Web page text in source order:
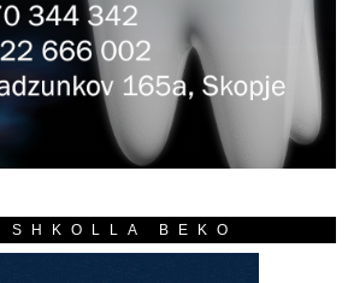
SHKOLLA BEKO